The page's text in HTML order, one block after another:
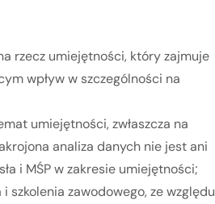
rzecz umiejętności, który zajmuje
wpływ w szczególności na
umiejętności, zwłaszcza na
analiza danych nie jest ani
i MŚP w zakresie umiejętności;
szkolenia zawodowego, ze względu